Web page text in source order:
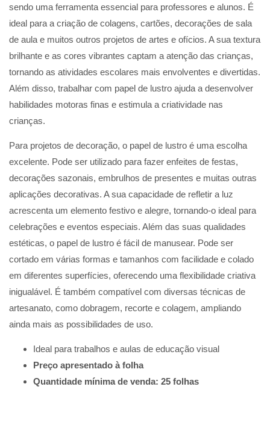
sendo uma ferramenta essencial para professores e alunos. É
ideal para a criação de colagens, cartões, decorações de sala
de aula e muitos outros projetos de artes e ofícios. A sua textura
brilhante e as cores vibrantes captam a atenção das crianças,
tornando as atividades escolares mais envolventes e divertidas.
Além disso, trabalhar com papel de lustro ajuda a desenvolver
habilidades motoras finas e estimula a criatividade nas
crianças.
Para projetos de decoração, o papel de lustro é uma escolha
excelente. Pode ser utilizado para fazer enfeites de festas,
decorações sazonais, embrulhos de presentes e muitas outras
aplicações decorativas. A sua capacidade de refletir a luz
acrescenta um elemento festivo e alegre, tornando-o ideal para
celebrações e eventos especiais. Além das suas qualidades
estéticas, o papel de lustro é fácil de manusear. Pode ser
cortado em várias formas e tamanhos com facilidade e colado
em diferentes superfícies, oferecendo uma flexibilidade criativa
inigualável. É também compatível com diversas técnicas de
artesanato, como dobragem, recorte e colagem, ampliando
ainda mais as possibilidades de uso.
Ideal para trabalhos e aulas de educação visual
Preço apresentado à folha
Quantidade mínima de venda: 25 folhas